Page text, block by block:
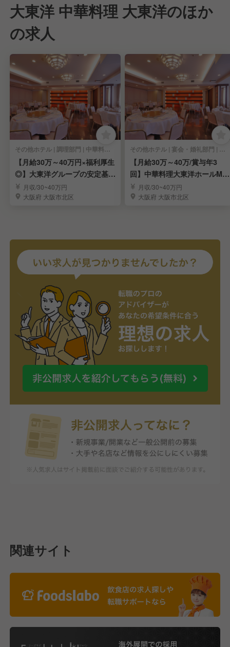
大東洋 中華料理 大東洋のほか
の求人
その他ホテル | 調理部門 | 中華料理・中国料理 | 料理長・料理長候補
【月給30万～40万円×福利厚生
◎】大東洋グループの安定基盤
／調理スタッフ
月収/30~40万円
大阪府 大阪市北区
その他ホテル | 宴会・婚礼部門 | 中華料理・中国料理 | マネージャー・管理職(宴会)
【月給30万～40万/賞与年3
回】中華料理大東洋ホールMG
店長候補
月収/30~40万円
大阪府 大阪市北区
関連サイト